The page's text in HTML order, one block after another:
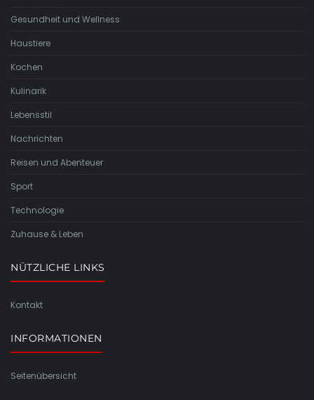
Gesundheit und Wellness
Haustiere
Kochen
Kulinarik
Lebensstil
Nachrichten
Reisen und Abenteuer
Sport
Technologie
Zuhause & Leben
NÜTZLICHE LINKS
Kontakt
INFORMATIONEN
Seitenübersicht